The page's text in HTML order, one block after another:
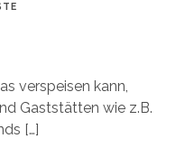
verspeisen kann,
Gaststätten wie z.B.
[…]